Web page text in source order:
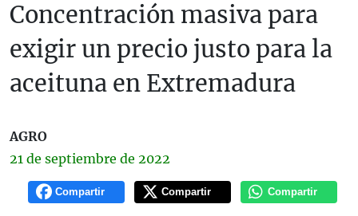
Concentración masiva para
exigir un precio justo para la
aceituna en Extremadura
AGRO
21 de septiembre de 2022
Compartir Compartir Compartir